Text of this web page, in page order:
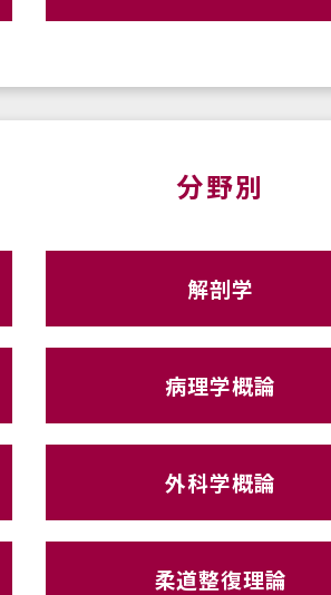
分野別
解剖学
病理学概論
外科学概論
柔道整復理論